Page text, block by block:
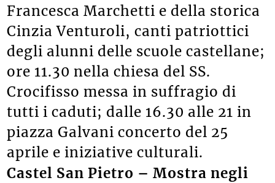
Francesca Marchetti e della storica
Cinzia Venturoli, canti patriottici
degli alunni delle scuole castellane;
ore 11.30 nella chiesa del SS.
Crocifisso messa in suffragio di
tutti i caduti; dalle 16.30 alle 21 in
piazza Galvani concerto del 25
aprile e iniziative culturali.
Castel San Pietro – Mostra negli